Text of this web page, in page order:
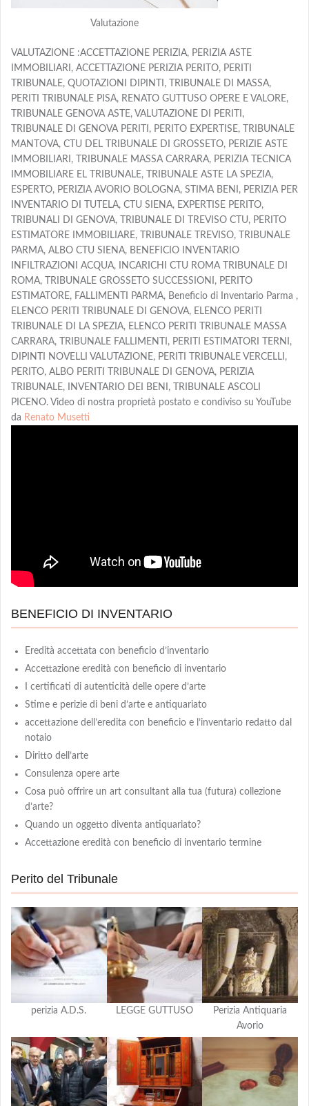
Valutazione
VALUTAZIONE :ACCETTAZIONE PERIZIA, PERIZIA ASTE
IMMOBILIARI, ACCETTAZIONE PERIZIA PERITO, PERITI
TRIBUNALE, QUOTAZIONI DIPINTI, TRIBUNALE DI MASSA,
PERITI TRIBUNALE PISA, RENATO GUTTUSO OPERE E VALORE,
TRIBUNALE GENOVA ASTE, VALUTAZIONE DI PERITI,
TRIBUNALE DI GENOVA PERITI, PERITO EXPERTISE, TRIBUNALE
MANTOVA, CTU DEL TRIBUNALE DI GROSSETO, PERIZIE ASTE
IMMOBILIARI, TRIBUNALE MASSA CARRARA, PERIZIA TECNICA
IMMOBILIARE EL TRIBUNALE, TRIBUNALE ASTE LA SPEZIA,
ESPERTO, PERIZIA AVORIO BOLOGNA, STIMA BENI, PERIZIA PER
INVENTARIO DI TUTELA, CTU SIENA, EXPERTISE PERITO,
TRIBUNALI DI GENOVA, TRIBUNALE DI TREVISO CTU, PERITO
ESTIMATORE IMMOBILIARE, TRIBUNALE TREVISO, TRIBUNALE
PARMA, ALBO CTU SIENA, BENEFICIO INVENTARIO
INFILTRAZIONI ACQUA, INCARICHI CTU ROMA TRIBUNALE DI
ROMA, TRIBUNALE GROSSETO SUCCESSIONI, PERITO
ESTIMATORE, FALLIMENTI PARMA, Beneficio di Inventario Parma ,
ELENCO PERITI TRIBUNALE DI GENOVA, ELENCO PERITI
TRIBUNALE DI LA SPEZIA, ELENCO PERITI TRIBUNALE MASSA
CARRARA, TRIBUNALE FALLIMENTI, PERITI ESTIMATORI TERNI,
DIPINTI NOVELLI VALUTAZIONE, PERITI TRIBUNALE VERCELLI,
PERITO, ALBO PERITI TRIBUNALE DI GENOVA, PERIZIA
TRIBUNALE, INVENTARIO DEI BENI, TRIBUNALE ASCOLI
PICENO. Video di nostra proprietà postato e condiviso su YouTube
da Renato Musetti
BENEFICIO DI INVENTARIO
Eredità accettata con beneficio d’inventario
Accettazione eredità con beneficio di inventario
I certificati di autenticità delle opere d’arte
Stime e perizie di beni d’arte e antiquariato
accettazione dell’eredita con beneficio e l’inventario redatto dal
notaio
Diritto dell’arte
Consulenza opere arte
Cosa può offrire un art consultant alla tua (futura) collezione
d’arte?
Quando un oggetto diventa antiquariato?
Accettazione eredità con beneficio di inventario termine
Perito del Tribunale
perizia A.D.S. LEGGE GUTTUSO
Perizia Antiquaria
Avorio